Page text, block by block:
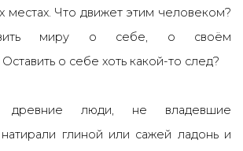
местах. Что движет этим человеком?
миру о себе, о своём
о себе хоть какой-то след?
люди, не владевшие
глиной или сажей ладонь и